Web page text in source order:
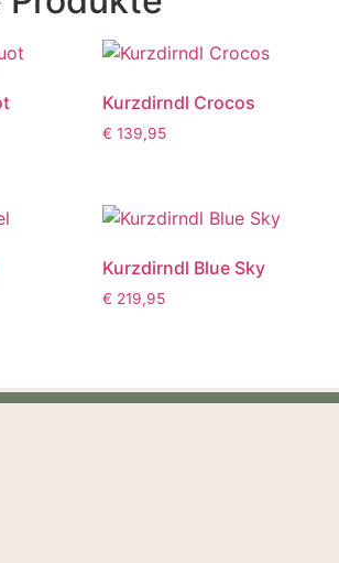
Kurzdirndl Crocos
€ 139,95
Kurzdirndl Blue Sky
€ 219,95